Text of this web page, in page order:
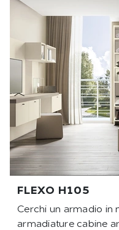
FLEXO H105
Cerchi un armadio in
armadiature cabine